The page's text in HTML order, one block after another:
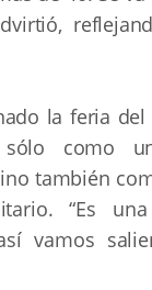
la feria
como
también
“Es
vamos